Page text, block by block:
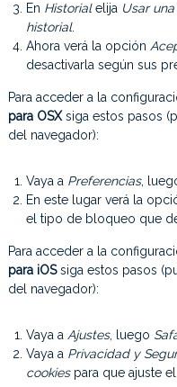
En Historialelija Usar
historial.
Ahora verá la opción
desactivarla según sus
Para acceder a la
para OSXsiga estos pasos
del navegador):
Vaya a Preferencias,
En este lugar verá la
el tipo de bloqueo que
Para acceder a la
para iOSsiga estos pasos
del navegador):
Vaya a Ajustes, luego
Vaya a Privacidad y
cookiespara que ajuste